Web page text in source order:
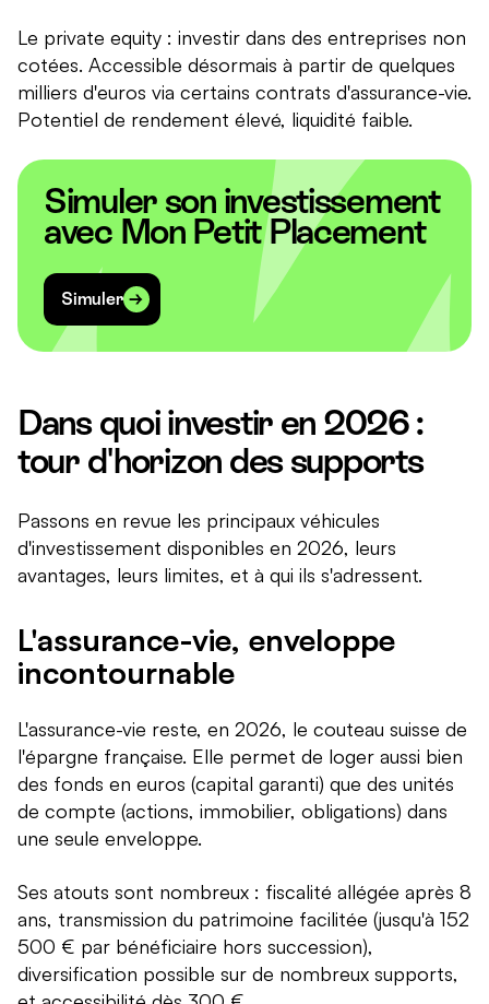
Le private equity : investir dans des entreprises non
cotées. Accessible désormais à partir de quelques
milliers d'euros via certains contrats d'assurance-vie.
Potentiel de rendement élevé, liquidité faible.
Simuler son investissement
avec Mon Petit Placement
Simuler
Dans quoi investir en 2026 :
tour d'horizon des supports
Passons en revue les principaux véhicules
d'investissement disponibles en 2026, leurs
avantages, leurs limites, et à qui ils s'adressent.
L'assurance-vie, enveloppe
incontournable
L'assurance-vie reste, en 2026, le couteau suisse de
l'épargne française. Elle permet de loger aussi bien
des fonds en euros (capital garanti) que des unités
de compte (actions, immobilier, obligations) dans
une seule enveloppe.
Ses atouts sont nombreux : fiscalité allégée après 8
ans, transmission du patrimoine facilitée (jusqu'à 152
500 € par bénéficiaire hors succession),
diversification possible sur de nombreux supports,